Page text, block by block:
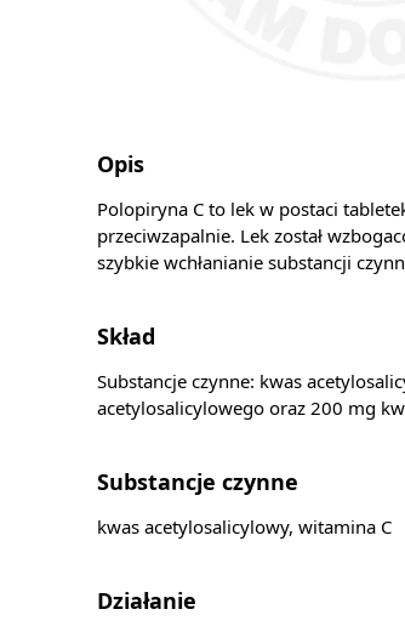
Opis
Polopiryna C to lek w postaci
przeciwzapalnie. Lek został
szybkie wchłanianie substancji
Skład
Substancje czynne: kwas
acetylosalicylowego oraz 200 mg
Substancje czynne
kwas acetylosalicylowy, witamina C
Działanie